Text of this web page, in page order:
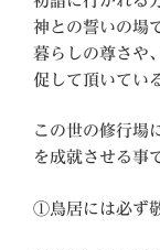
神との誓いの場
暮らしの尊さや
促して頂いてい
この世の修行場
を成就させる事
①鳥居には必ず